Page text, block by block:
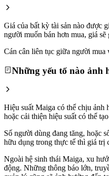
Giá của bất kỳ tài sản nào được
người muốn bán hơn mua, giá sẽ
Cán cân liên tục giữa người mua
Những yếu tố nào ảnh
Hiệu suất Maiga có thể chịu ảnh
hoặc cải thiện hiệu suất có thể
Số người dùng đang tăng, hoặc
hữu dụng trong thực tế thì giá trị
Ngoài hệ sinh thái Maiga, xu
động. Những thông báo lớn,